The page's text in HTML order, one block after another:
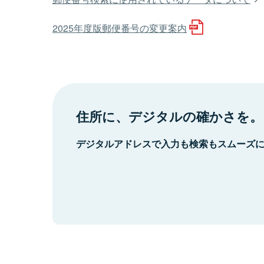
2025年度版郵便番号の変更案内
住所に、デジタルの確かさを。
デジタルアドレスで入力も検索もスムーズ